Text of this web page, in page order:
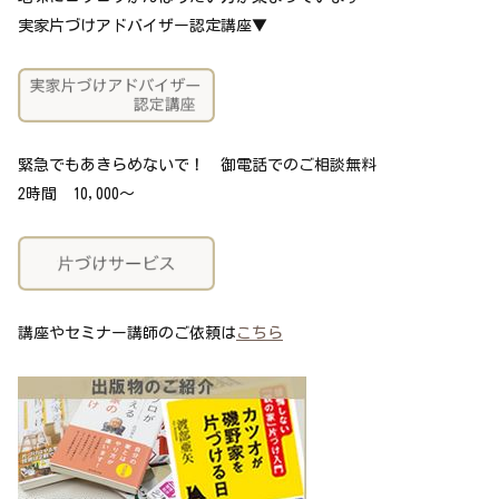
実家片づけアドバイザー認定講座▼
緊急でもあきらめないで！ 御電話でのご相談無料
2時間 10,000～
講座やセミナー講師のご依頼は こちら